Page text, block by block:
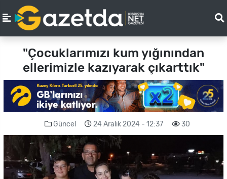
"Çocuklarımızı kum yığınından
ellerimizle kazıyarak çıkarttık"
Güncel 24 Aralık 2024 - 12:37 30